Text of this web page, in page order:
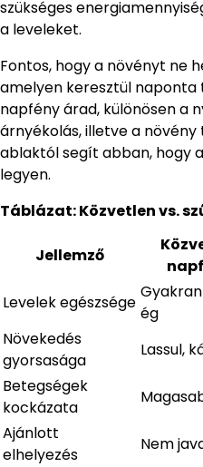
szükséges
a leveleket.
Fontos, hogy a növényt ne
amelyen keresztül
napfény árad, különösen a
árnyékolás, illetve a
ablaktól segít abban, hogy
legyen.
Táblázat: Közvetlen vs.
Jellemző
Levelek egészsége
ég
Növekedés
gyorsasága
Lassul,
Betegségek
kockázata
Ajánlott
elhelyezés
Nem